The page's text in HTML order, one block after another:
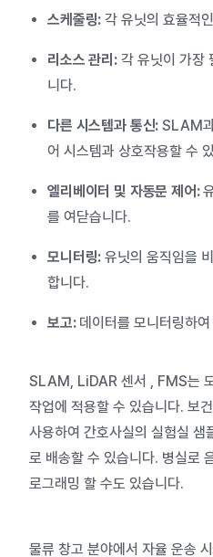
스케줄링: 각 유닛의 효율적
리소스 관리: 각 유닛이 가장
니다.
다른 시스템과 통신: SLAM
어 시스템과 상호작용할 수
엘리베이터 및 자동문 제어:
를 여닫습니다.
모니터링: 유닛의 움직임을
합니다.
보고: 데이터를 모니터링하
SLAM, LiDAR 센서 , FMS는
작업에 적용할 수 있습니다. 보
사용하여 간호사실의 실험실 샘
로 배송할 수 있습니다. 병실로
로그래밍 할 수도 있습니다.
물류 창고 분야에서 자율 운송